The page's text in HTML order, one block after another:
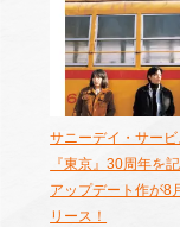
サニーデイ・サー
『東京』30周年を
アップデート作が8
リース！